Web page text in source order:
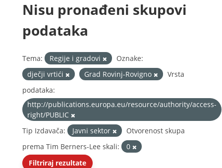
Nisu pronađeni skupovi
podataka
Tema: Regije i gradovi
Oznake:
dječji vrtići
Grad Rovinj-Rovigno
Vrsta
podataka:
http://publications.europa.eu/resource/authority/access-
right/PUBLIC
Tip Izdavača:
Javni sektor
Otvorenost skupa
prema Tim Berners-Lee skali:
0
Filtriraj rezultate